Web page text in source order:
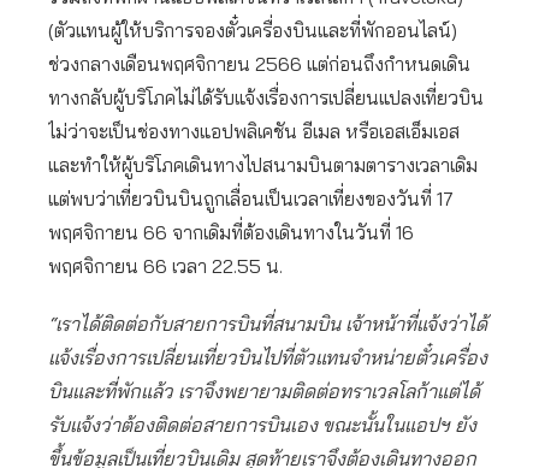
(ตัวแทนผู้ให้บริการจองตั๋วเครื่องบินและที่พักออนไลน์)
ช่วงกลางเดือนพฤศจิกายน 2566 แต่ก่อนถึงกำหนดเดิน
ทางกลับผู้บริโภคไม่ได้รับแจ้งเรื่องการเปลี่ยนแปลงเที่ยวบิน
ไม่ว่าจะเป็นช่องทางแอปพลิเคชัน อีเมล หรือเอสเอ็มเอส
และทำให้ผู้บริโภคเดินทางไปสนามบินตามตารางเวลาเดิม
แต่พบว่าเที่ยวบินบินถูกเลื่อนเป็นเวลาเที่ยงของวันที่ 17
พฤศจิกายน 66 จากเดิมที่ต้องเดินทางในวันที่ 16
พฤศจิกายน 66 เวลา 22.55 น.
“เราได้ติดต่อกับสายการบินที่สนามบิน เจ้าหน้าที่แจ้งว่าได้
แจ้งเรื่องการเปลี่ยนเที่ยวบินไปที่ตัวแทนจำหน่ายตั๋วเครื่อง
บินและที่พักแล้ว เราจึงพยายามติดต่อทราเวลโลก้าแต่ได้
รับแจ้งว่าต้องติดต่อสายการบินเอง ขณะนั้นในแอปฯ ยัง
ขึ้นข้อมูลเป็นเที่ยวบินเดิม สุดท้ายเราจึงต้องเดินทางออก